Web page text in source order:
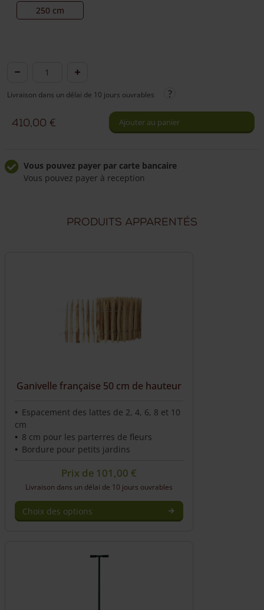
250 cm
quantité
Portail
français
double
50
Livraison dans un délai de 10 jours ouvrables
410,00 € Ajouter au panier
Vous pouvez payer par carte bancaire
Vous pouvez payer à reception
Produits apparentés
Ganivelle française 50 cm de hauteur
Espacement des lattes de 2, 4, 6, 8 et 10
cm
8 cm pour les parterres de fleurs
Bordure pour petits jardins
Prix de 101,00€
Livraison dans un délai de 10 jours ouvrables
Choix des options